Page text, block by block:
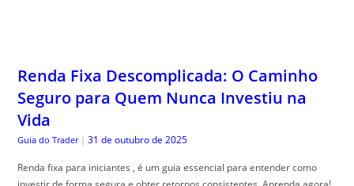
Renda fixa para iniciantes , é um guia essencial para entender como
investir de forma segura e obter retornos consistentes. Aprenda agora!